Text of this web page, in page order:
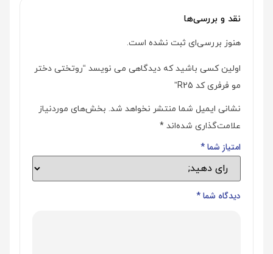
نقد و بررسی‌ها
هنوز بررسی‌ای ثبت نشده است.
اولین کسی باشید که دیدگاهی می نویسد “روتختی دختر
مو فرفری کد R25”
نشانی ایمیل شما منتشر نخواهد شد. بخش‌های موردنیاز
علامت‌گذاری شده‌اند *
امتیاز شما*
دیدگاه شما*